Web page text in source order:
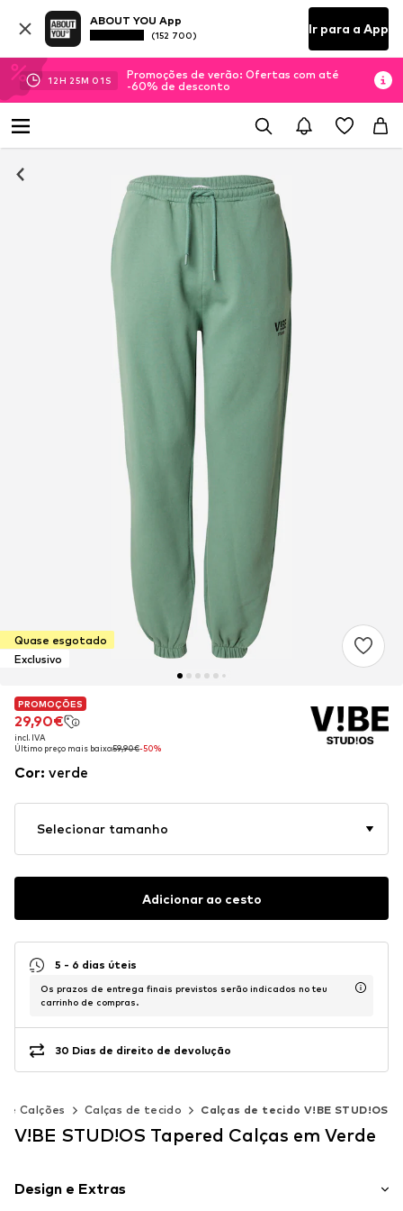
ABOUT YOU App
(152 700) Ir para a App
12H 25M 01 S
Promoções de verão: Ofertas com até
-60% de desconto
Quase esgotado
Exclusivo
PROMOÇÕES
29,90€
incl. IVA
Último preço mais baixo:59,90€-50%
PROMOÇÕES
29,90€
incl. IVA
Último preço mais baixo:59,90€-50%
Cor: verde
Selecionar tamanho
Adicionar ao cesto
5 - 6 dias úteis
Os prazos de entrega finais previstos serão indicados no teu
carrinho de compras.
30 Dias de direito de devolução
e Calções Calças de tecido Calças de tecido V!BE STUD!OS
V!BE STUD!OS Tapered Calças em Verde
Design e Extras